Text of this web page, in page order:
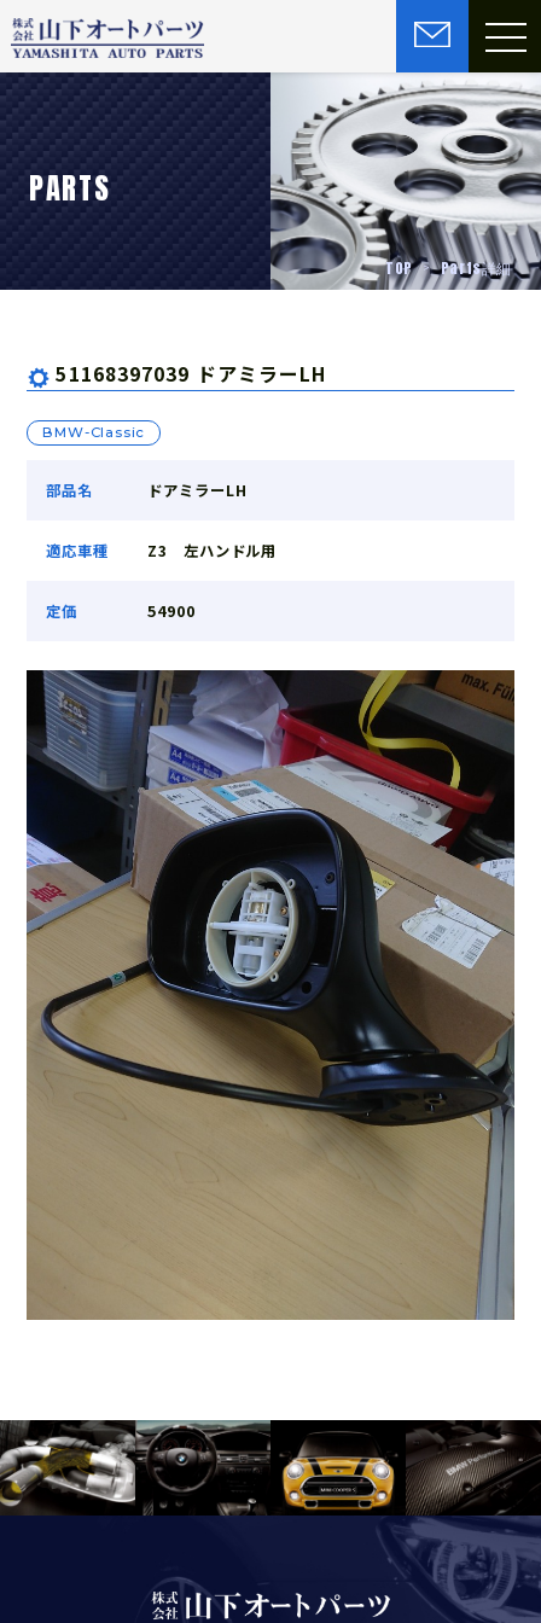
PARTS
TOP Parts詳細
51168397039 ドアミラーLH
BMW-Classic
部品名 ドアミラーLH
適応車種 Z3 左ハンドル用
定価 54900